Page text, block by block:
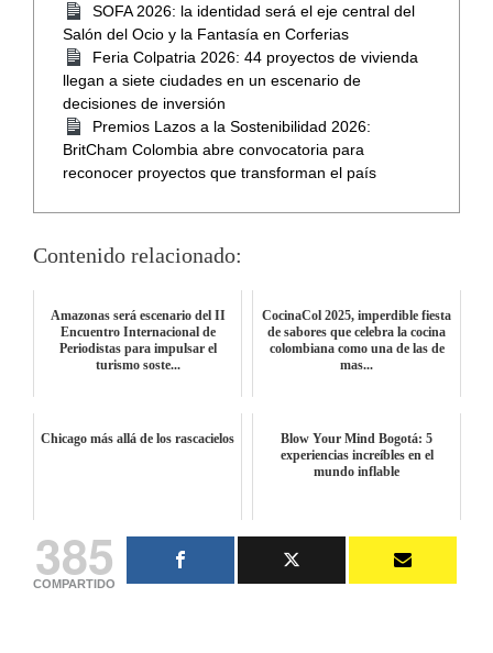
SOFA 2026: la identidad será el eje central del
Salón del Ocio y la Fantasía en Corferias
Feria Colpatria 2026: 44 proyectos de vivienda
llegan a siete ciudades en un escenario de
decisiones de inversión
Premios Lazos a la Sostenibilidad 2026:
BritCham Colombia abre convocatoria para
reconocer proyectos que transforman el país
Contenido relacionado:
Amazonas será escenario del II
Encuentro Internacional de
Periodistas para impulsar el
turismo soste...
CocinaCol 2025, imperdible fiesta
de sabores que celebra la cocina
colombiana como una de las de
mas...
Chicago más allá de los rascacielos
Blow Your Mind Bogotá: 5
experiencias increíbles en el
mundo inflable
385
COMPARTIDO